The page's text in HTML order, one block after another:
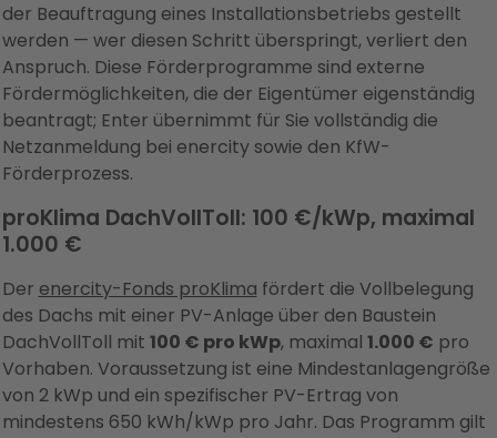
der Beauftragung eines Installationsbetriebs gestellt
werden — wer diesen Schritt überspringt, verliert den
Anspruch. Diese Förderprogramme sind externe
Fördermöglichkeiten, die der Eigentümer eigenständig
beantragt; Enter übernimmt für Sie vollständig die
Netzanmeldung bei enercity sowie den KfW-
Förderprozess.
proKlima DachVollToll: 100 €/kWp, maximal
1.000 €
Der enercity-Fonds proKlima fördert die Vollbelegung
des Dachs mit einer PV-Anlage über den Baustein
DachVollToll mit 100 € pro kWp, maximal 1.000 € pro
Vorhaben. Voraussetzung ist eine Mindestanlagengröße
von 2 kWp und ein spezifischer PV-Ertrag von
mindestens 650 kWh/kWp pro Jahr. Das Programm gilt